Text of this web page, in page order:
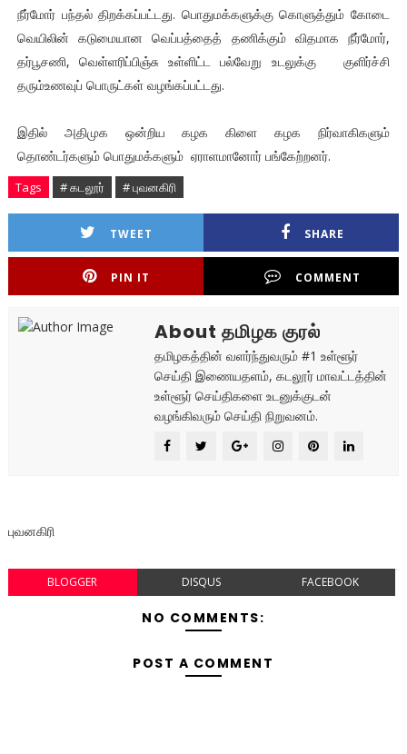
நீர்மோர் பந்தல் திறக்கப்பட்டது. பொதுமக்களுக்கு கொளுத்தும் கோடை
வெயிலின் கடுமையான வெப்பத்தைத் தணிக்கும் விதமாக நீர்மோர்,
தர்பூசணி, வெள்ளரிப்பிஞ்சு உள்ளிட்ட பல்வேறு உடலுக்கு குளிர்ச்சி
தரும்உணவுப் பொருட்கள் வழங்கப்பட்டது.
இதில் அதிமுக ஒன்றிய கழக கிளை கழக நிர்வாகிகளும்
தொண்டர்களும் பொதுமக்களும் ஏராளமானோர் பங்கேற்றனர்.
Tags # கடலூர் # புவனகிரி
TWEET SHARE
PIN IT COMMENT
About தமிழக குரல்
தமிழகத்தின் வளர்ந்துவரும் #1 உள்ளூர்
செய்தி இணையதளம், கடலூர் மாவட்டத்தின்
உள்ளூர் செய்திகளை உடனுக்குடன்
வழங்கிவரும் செய்தி நிறுவனம்.
புவனகிரி
BLOGGER DISQUS FACEBOOK
NO COMMENTS:
POST A COMMENT